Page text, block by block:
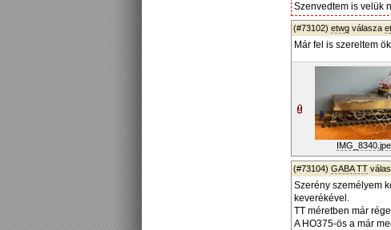
Szenvedtem is velük
(#73102) etwg válasza
Már fel is szereltem
(#73104) GABA TT
Szerény személyem
keverékével.
TT méretben már
A HO375-ös a már